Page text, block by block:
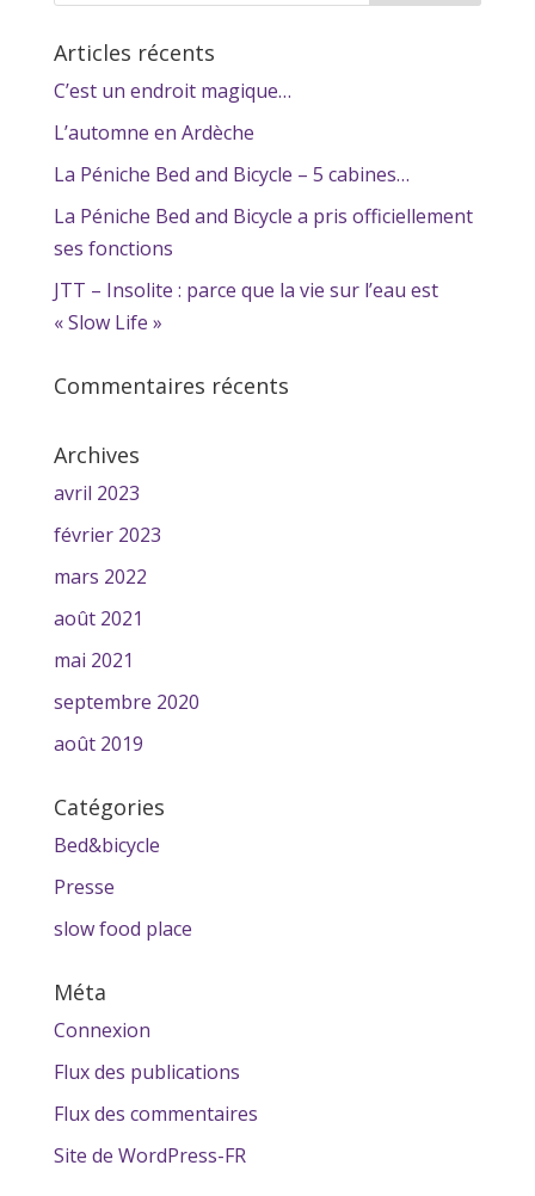
Articles récents
C’est un endroit magique…
L’automne en Ardèche
La Péniche Bed and Bicycle – 5 cabines…
La Péniche Bed and Bicycle a pris officiellement
ses fonctions
JTT – Insolite : parce que la vie sur l’eau est
« Slow Life »
Commentaires récents
Archives
avril 2023
février 2023
mars 2022
août 2021
mai 2021
septembre 2020
août 2019
Catégories
Bed&bicycle
Presse
slow food place
Méta
Connexion
Flux des publications
Flux des commentaires
Site de WordPress-FR